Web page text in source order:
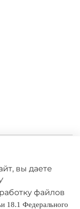
вы даете
файлов
18.1 Федерального